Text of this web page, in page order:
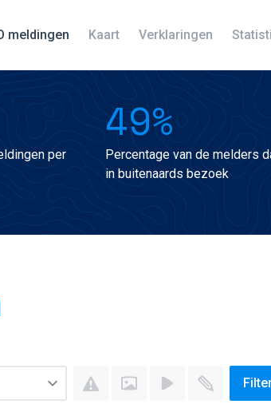
meldingen Kaart Verklaringen
per
49%
Percentage van de melders
in buitenaards bezoek